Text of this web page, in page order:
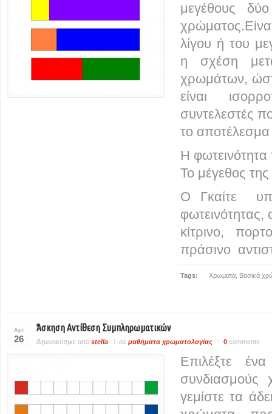
μεγέθους
λίγου ή του
η σχέση
χρωμάτων,
είναι
συντελεστές
το
Η
Το μέγεθος
Ο Γκαίτε
φωτεινότητας,
κίτρινο,
πράσινο
Tags: Χρωματα Βασικά
Apr
26
Άσκηση Αντίθεση Συμπληρωματικών
δημοσιεύτηκε από stella σε μαθήματα χρωματολογίας 0 comments
Επιλέξτε
γεμίστε τα